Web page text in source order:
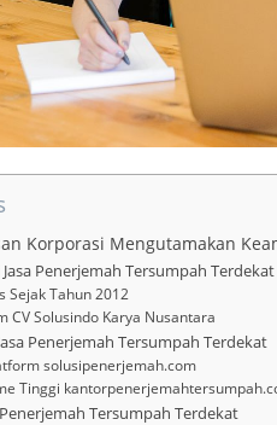
Korporasi Mengutamakan
Penerjemah Tersumpah Terdekat
Sejak Tahun 2012
CV Solusindo Karya Nusantara
Penerjemah Tersumpah Terdekat
solusipenerjemah.com
Tinggi
Penerjemah Tersumpah Terdekat